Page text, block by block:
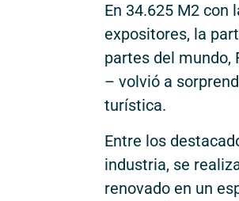
En 34.625 M2 con
expositores, la
partes del mundo,
– volvió a
turística.
Entre los
industria, se
renovado en un